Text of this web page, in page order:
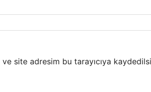
site adresim bu tarayıcıya